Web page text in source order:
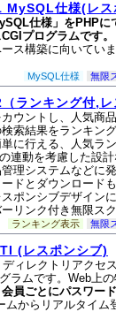
MySQL仕様(レ
仕様」をPHP
プログラムです。
ス構築に向いてい
MySQL仕様 無限
ランキング付,レ
ウントし、人気商
索結果をランキン
に行える、人気ラ
連動を考慮した設
理システムなどに
ドとダウンロード
ポンシブデザイン
リンク付き無限ス
ランキング表示 無限
(レスポンシブ)
ディレクトリアクセ
ラムです。Web上
会員ごとにパスワー
からリアルタイム